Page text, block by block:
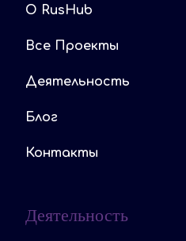
O RusHub
Все Проекты
Деятельность
Блог
Контакты
Деятельность